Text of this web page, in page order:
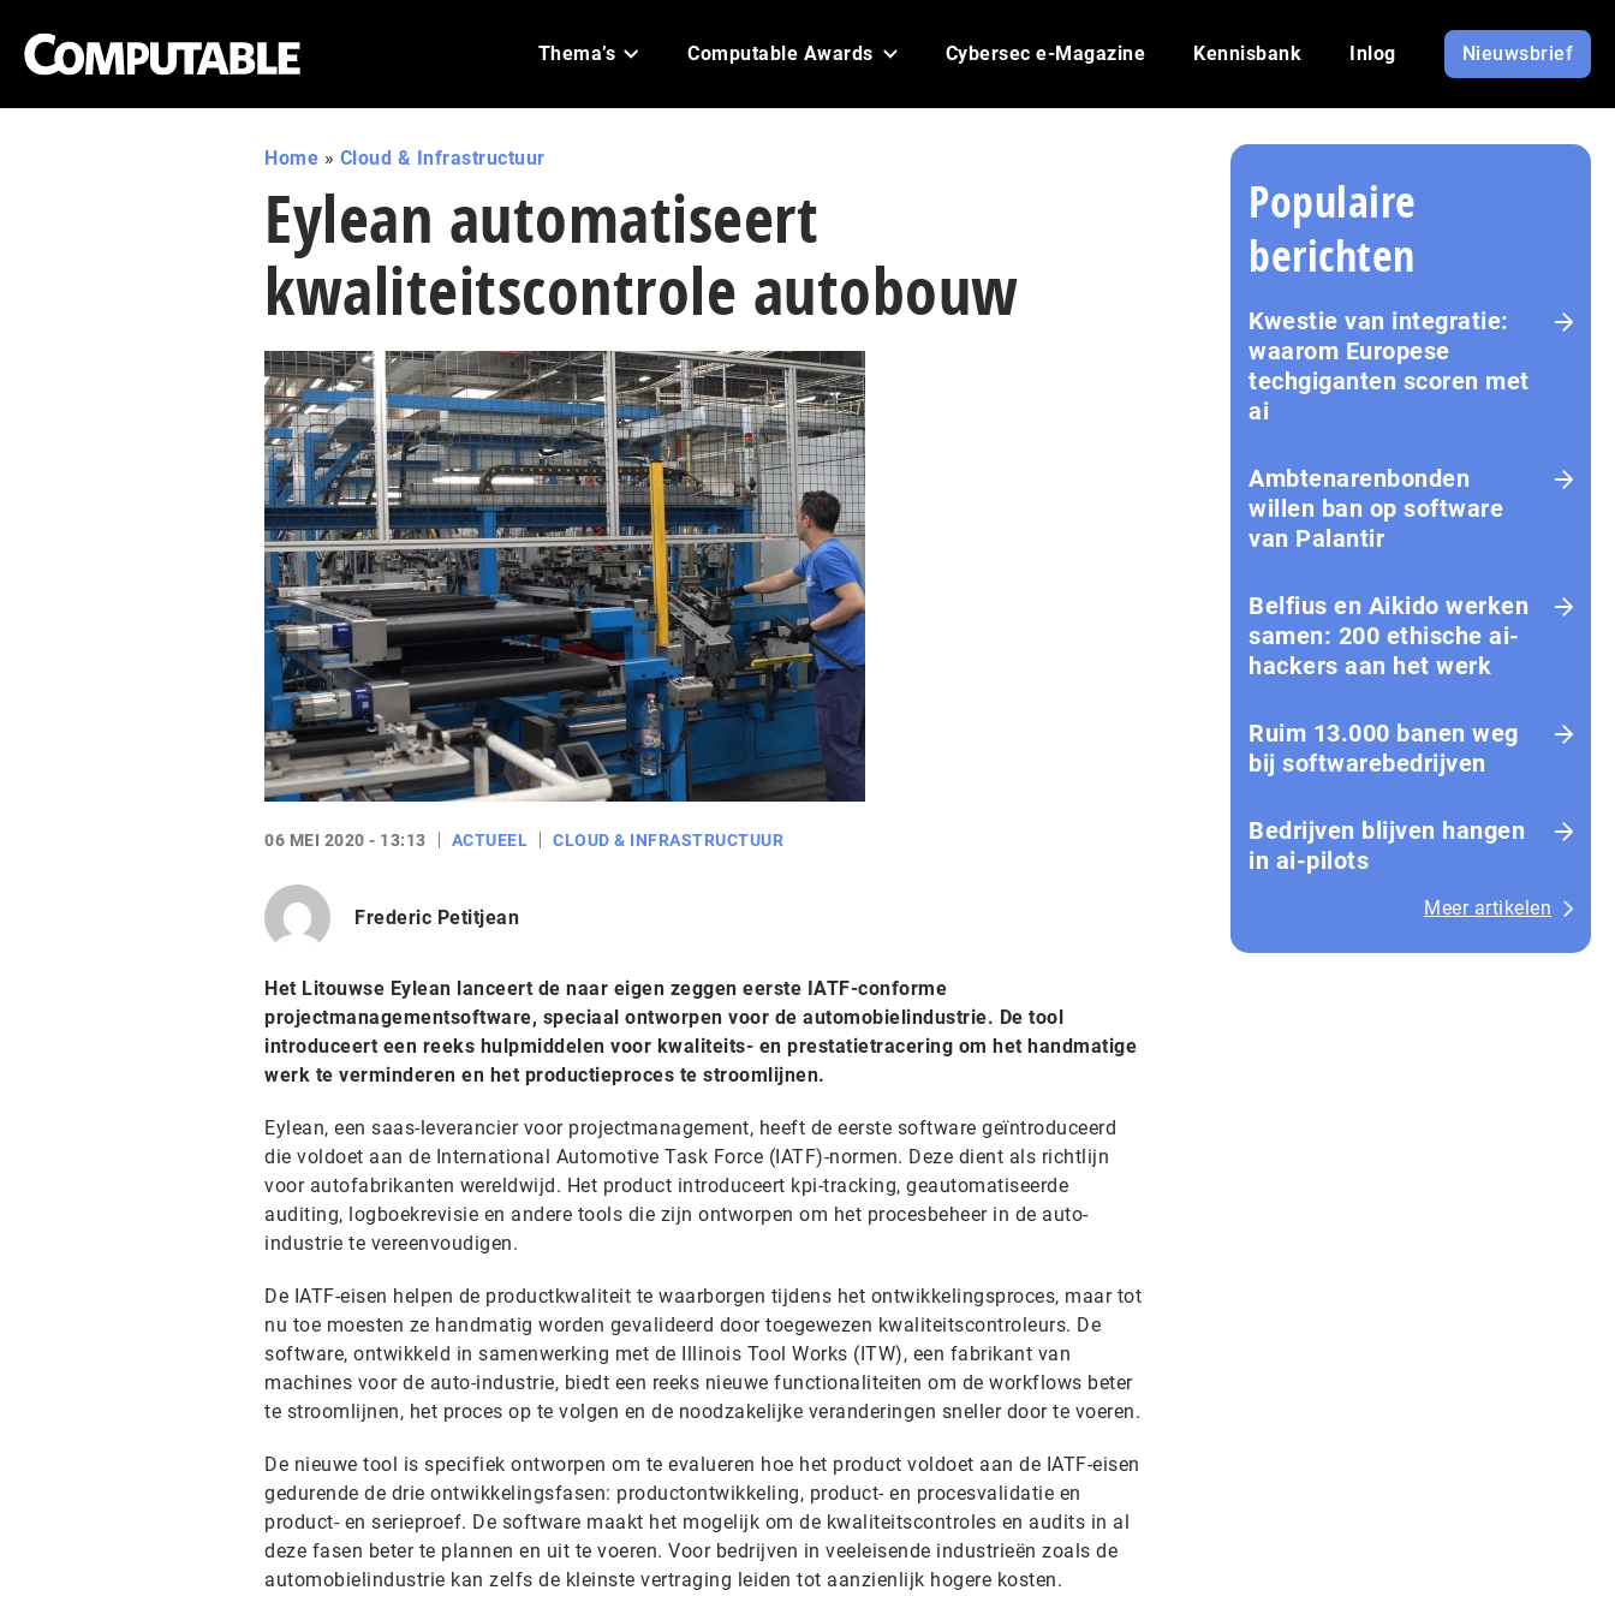
Thema’s Computable Awards Cybersec e-Magazine Kennisbank Inlog Nieuwsbrief
Home » Cloud & Infrastructuur
Eylean automatiseert
kwaliteitscontrole autobouw
06 MEI 2020 - 13:13 ACTUEEL CLOUD & INFRASTRUCTUUR
Frederic Petitjean
Het Litouwse Eylean lanceert de naar eigen zeggen eerste IATF-conforme
projectmanagementsoftware, speciaal ontworpen voor de automobielindustrie. De tool
introduceert een reeks hulpmiddelen voor kwaliteits- en prestatietracering om het handmatige
werk te verminderen en het productieproces te stroomlijnen.
Eylean, een saas-leverancier voor projectmanagement, heeft de eerste software geïntroduceerd
die voldoet aan de International Automotive Task Force (IATF)-normen. Deze dient als richtlijn
voor autofabrikanten wereldwijd. Het product introduceert kpi-tracking, geautomatiseerde
auditing, logboekrevisie en andere tools die zijn ontworpen om het procesbeheer in de auto-
industrie te vereenvoudigen.
De IATF-eisen helpen de productkwaliteit te waarborgen tijdens het ontwikkelingsproces, maar tot
nu toe moesten ze handmatig worden gevalideerd door toegewezen kwaliteitscontroleurs. De
software, ontwikkeld in samenwerking met de Illinois Tool Works (ITW), een fabrikant van
machines voor de auto-industrie, biedt een reeks nieuwe functionaliteiten om de workflows beter
te stroomlijnen, het proces op te volgen en de noodzakelijke veranderingen sneller door te voeren.
De nieuwe tool is specifiek ontworpen om te evalueren hoe het product voldoet aan de IATF-eisen
gedurende de drie ontwikkelingsfasen: productontwikkeling, product- en procesvalidatie en
product- en serieproef. De software maakt het mogelijk om de kwaliteitscontroles en audits in al
deze fasen beter te plannen en uit te voeren. Voor bedrijven in veeleisende industrieën zoals de
automobielindustrie kan zelfs de kleinste vertraging leiden tot aanzienlijk hogere kosten.
Populaire
berichten
Kwestie van integratie:
waarom Europese
techgiganten scoren met
ai
Amb­te­na­ren­bon­den
willen ban op software
van Palantir
Belfius en Aikido werken
samen: 200 ethische ai-
hackers aan het werk
Ruim 13.000 banen weg
bij softwarebedrijven
Bedrijven blijven hangen
in ai-pilots
Meer artikelen